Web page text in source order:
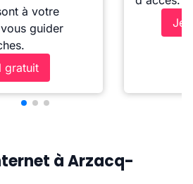
à votre
guider
gratuit
Je
à Arzacq-